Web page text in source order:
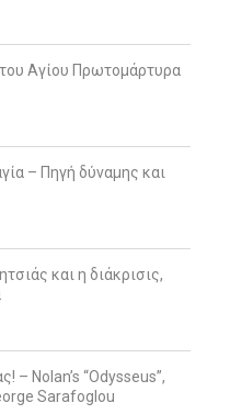
Αγίου Πρωτομάρτυρα
– Πηγή δύναμης και
και η διάκρισις,
– Nolan’s “Odysseus”,
Sarafoglou